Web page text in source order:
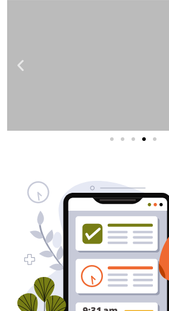
סוכנות ניהול מוניטין
שיווק ופרסום באינטרנט
כאן עבורך!
לפרטים